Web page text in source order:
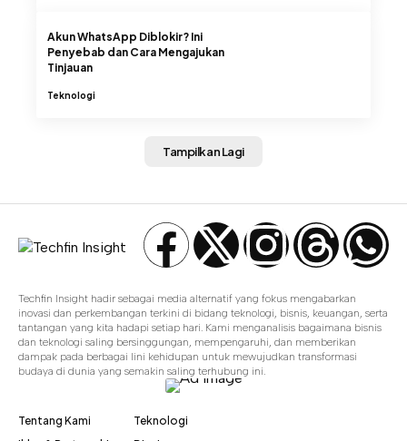
Akun WhatsApp Diblokir? Ini
Penyebab dan Cara Mengajukan
Tinjauan
Teknologi
Tampilkan Lagi
Techfin Insight hadir sebagai media alternatif yang fokus mengabarkan
inovasi dan perkembangan terkini di bidang teknologi, bisnis, keuangan, serta
tantangan yang kita hadapi setiap hari. Kami menganalisis bagaimana bisnis
dan teknologi saling bersinggungan, mempengaruhi, dan memberikan
dampak pada berbagai lini kehidupan untuk mewujudkan transformasi
budaya di dunia yang semakin saling terhubung ini.
Tentang Kami
Teknologi